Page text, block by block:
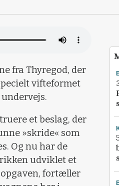
fra Thyregod, der
vifteformet
et beslag, der
»skride« som
Og nu har de
udviklet et
fortæller